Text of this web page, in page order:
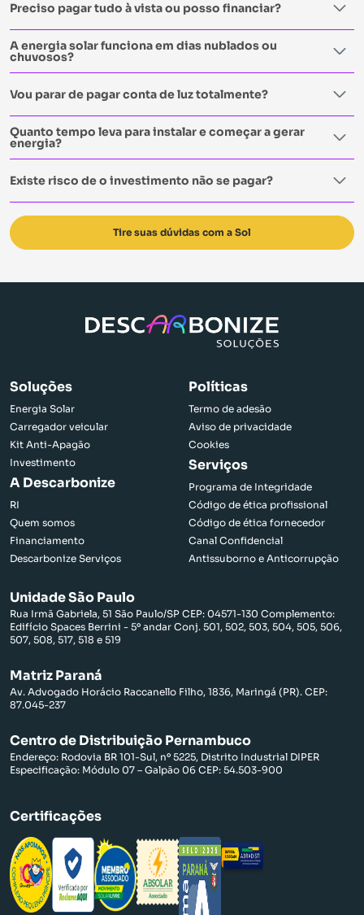
Preciso pagar tudo à vista ou posso financiar?
A energia solar funciona em dias nublados ou
chuvosos?
Vou parar de pagar conta de luz totalmente?
Quanto tempo leva para instalar e começar a gerar
energia?
Existe risco de o investimento não se pagar?
Tire suas dúvidas com a Sol
Soluções
Energia Solar
Carregador veicular
Kit Anti-Apagão
Investimento
A Descarbonize
RI
Quem somos
Financiamento
Descarbonize Serviços
Políticas
Termo de adesão
Aviso de privacidade
Cookies
Serviços
Programa de Integridade
Código de ética profissional
Código de ética fornecedor
Canal Confidencial
Antissuborno e Anticorrupção
Unidade São Paulo
Rua Irmã Gabriela, 51 São Paulo/SP CEP: 04571-130 Complemento:
Edifício Spaces Berrini - 5º andar Conj. 501, 502, 503, 504, 505, 506,
507, 508, 517, 518 e 519
Matriz Paraná
Av. Advogado Horácio Raccanello Filho, 1836, Maringá (PR). CEP:
87.045-237
Centro de Distribuição Pernambuco
Endereço: Rodovia BR 101-Sul, nº 5225, Distrito Industrial DIPER
Especificação: Módulo 07 – Galpão 06 CEP: 54.503-900
Certificações